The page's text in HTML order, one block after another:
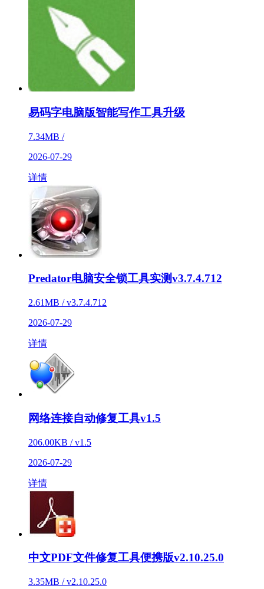
易码字电脑版智能写作工具升级
7.34MB /
2026-07-29
详情
Predator电脑安全锁工具实测v3.7.4.712
2.61MB / v3.7.4.712
2026-07-29
详情
网络连接自动修复工具v1.5
206.00KB / v1.5
2026-07-29
详情
中文PDF文件修复工具便携版v2.10.25.0
3.35MB / v2.10.25.0